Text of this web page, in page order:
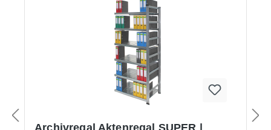
Archivregal Aktenregal SUPER |